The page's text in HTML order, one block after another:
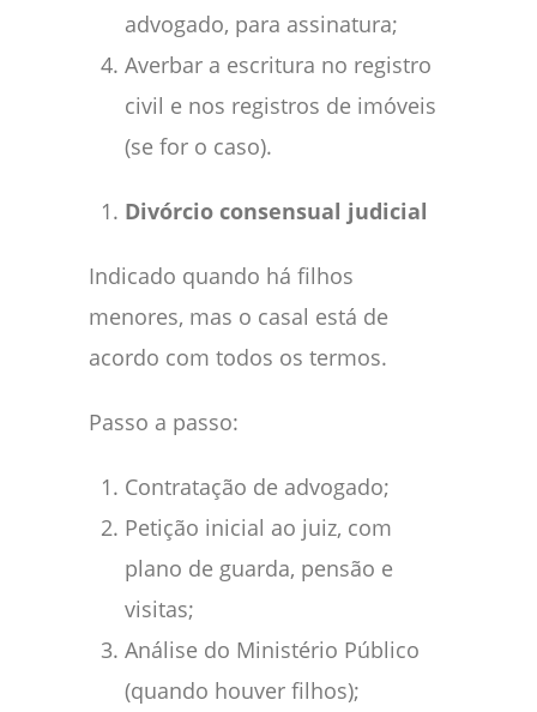
advogado, para assinatura;
Averbar a escritura no registro
civil e nos registros de imóveis
(se for o caso).
Divórcio consensual judicial
Indicado quando há filhos
menores, mas o casal está de
acordo com todos os termos.
Passo a passo:
Contratação de advogado;
Petição inicial ao juiz, com
plano de guarda, pensão e
visitas;
Análise do Ministério Público
(quando houver filhos);